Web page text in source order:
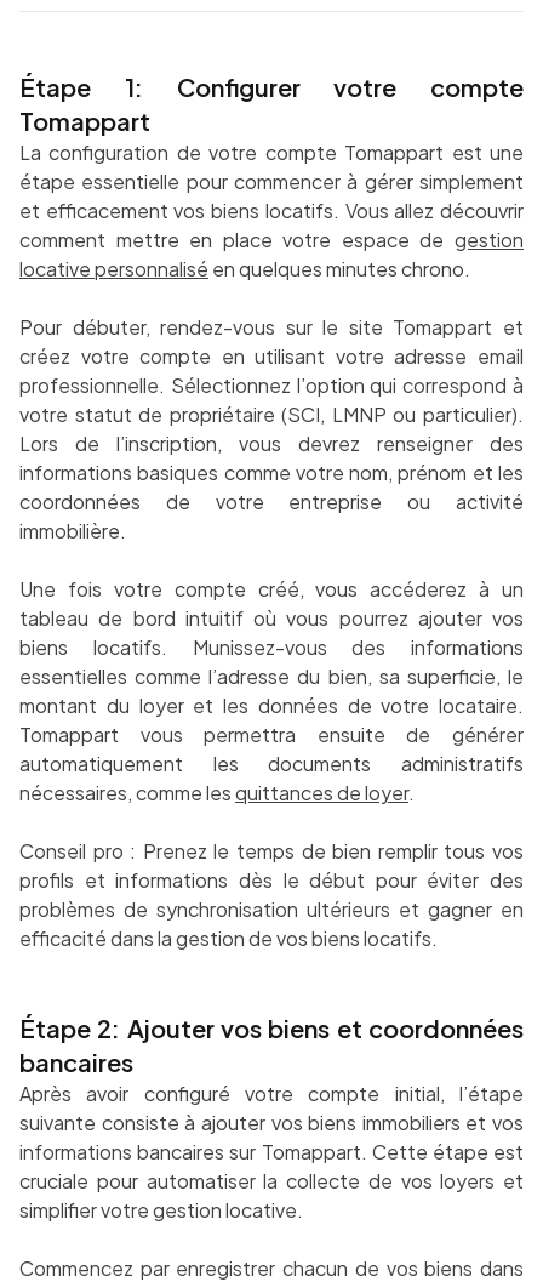
Étape 1: Configurer votre compte
Tomappart
La configuration de votre compte Tomappart est une
étape essentielle pour commencer à gérer simplement
et efficacement vos biens locatifs. Vous allez découvrir
comment mettre en place votre espace de gestion
locative personnalisé en quelques minutes chrono.
Pour débuter, rendez-vous sur le site Tomappart et
créez votre compte en utilisant votre adresse email
professionnelle. Sélectionnez l’option qui correspond à
votre statut de propriétaire (SCI, LMNP ou particulier).
Lors de l’inscription, vous devrez renseigner des
informations basiques comme votre nom, prénom et les
coordonnées de votre entreprise ou activité
immobilière.
Une fois votre compte créé, vous accéderez à un
tableau de bord intuitif où vous pourrez ajouter vos
biens locatifs. Munissez-vous des informations
essentielles comme l’adresse du bien, sa superficie, le
montant du loyer et les données de votre locataire.
Tomappart vous permettra ensuite de générer
automatiquement les documents administratifs
nécessaires, comme lesquittances de loyer.
Conseil pro : Prenez le temps de bien remplir tous vos
profils et informations dès le début pour éviter des
problèmes de synchronisation ultérieurs et gagner en
efficacité dans la gestion de vos biens locatifs.
Étape 2: Ajouter vos biens et coordonnées
bancaires
Après avoir configuré votre compte initial, l’étape
suivante consiste à ajouter vos biens immobiliers et vos
informations bancaires sur Tomappart. Cette étape est
cruciale pour automatiser la collecte de vos loyers et
simplifier votre gestion locative.
Commencez par enregistrer chacun de vos biens dans